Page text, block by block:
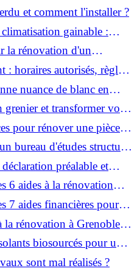
et comment l'installer ?
gainable :
la rénovation d'un
: horaires autorisés, règles
nuance de blanc en
?
grenier et transformer vos
?
pour rénover une pièce
bureau d'études structure
vos rénovations ?
préalable et
vos travaux ?
6 aides à la rénovation
7 aides financières pour la
Voiron ?
la rénovation à Grenoble et
CEE, aides locales
biosourcés pour une
sont mal réalisés ?